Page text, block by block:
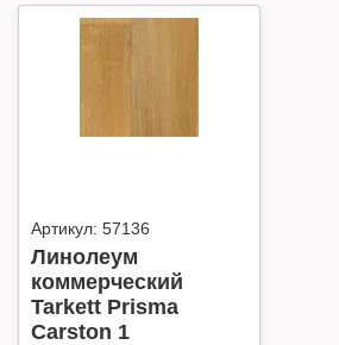
Артикул: 57136
Линолеум
коммерческий
Tarkett Prisma
Carston 1